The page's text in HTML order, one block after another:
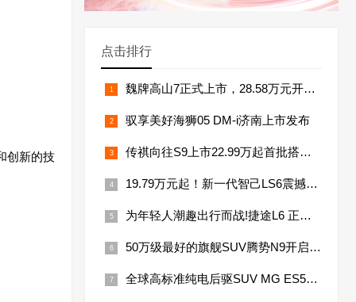
创新的技
点击排行
魏牌高山7正式上市，28.58万元开启MPV家庭新时代！
驭享美好海狮05 DM-i济南上市发布
传祺向往S9上市22.99万起首批搭载华为乾崑智驾ADS 4+ HarmonySpace 5
19.79万元起！新一代智己LS6震撼上市断代领先成 20 万级 SUV 爆品
为年轻人潮趣出行而战!捷途L6 正式上市，12.39万元起
50万级最好的旗舰SUV腾势N9开启预售，45万元起
全球高标准纯电后驱SUV MG ES5宠你自在生活，增换购惊喜价9.99万元起